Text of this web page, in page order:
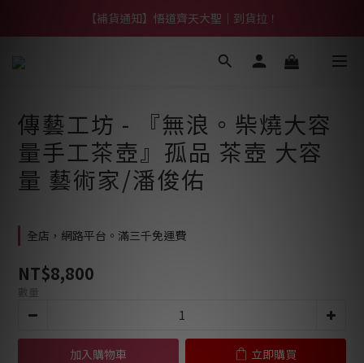
【熱門】馬上有系列！四種寶物幫你財運「轉」進來
【補貨通知】悟道齊天大聖｜到貨拉！
【熱門】馬上有系列！四種寶物幫你財運「轉」進來
傳藝工坊 - 『無浪。柴燒大容
量手工茶壺』孤品 茶壺 大容
量 藝術家/潘俊佑
全店，網路平台。滿三千免運費
NT$8,800
數量
加入購物車 立即購買